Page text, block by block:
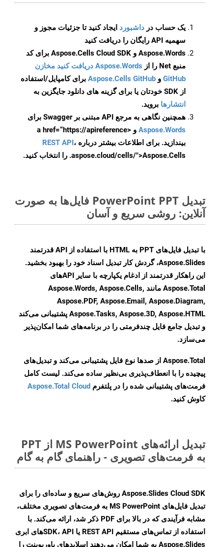
یک حساب در داشبورد ایجاد کنید تا جزئیات مجوز و
سهمیه API رایگان را دریافت کنید
Aspose.Words و Aspose.Cells Cloud SDK برای کد
منبع Net را از
Aspose.Words دریافت کنید مخازن
GitHub و Aspose.Cells GitHub برای کامپایل/استفاده
از SDK خودتان یا برای گزینه های دانلود جایگزین به
انتشارها بروید.
همچنین نگاهی به مرجع API مبتنی بر Swagger برای
Aspose.Words
و <a href=“https://apireference
بیندازید. برای اطلاعات بیشتر درباره REST API،
.aspose.cloud/cells/">Aspose.Cells را انتخاب کنید.
تبدیل PowerPoint PPT فایل‌ها به صورت
آنلاین: روشی سریع و آسان
با تبدیل فایل‌های PPT به HTML با استفاده از API قدرتمند
Aspose.Slides، گردش کار تبدیل اسناد خود را بهبود بخشید.
این راهکار قدرتمند از ادغام یکپارچه با سایر APIهای
Aspose.Total مانند Aspose.Words, Aspose.Cells,
Aspose.PDF, Aspose.Email, Aspose.Diagram,
Aspose.Tasks, Aspose.3D, Aspose.HTML پشتیبانی می‌کند
و تبدیل جامع فایل چندفرمتی را در برنامه‌های شما امکان‌پذیر
می‌سازد.
Aspose.Total از صدها نوع فایل پشتیبانی می‌کند و تبدیل‌های
پیچیده را با انعطاف‌پذیری بی‌نظیر ساده می‌کند. لیست کامل
فرمت‌های پشتیبانی شده را در پلتفرم Aspose.Total Cloud
کاوش کنید.
تبدیل ارائه‌های MS PowerPoint از PPT
به فرمت‌های تصویری - راهنمای گام به گام
Aspose.Slides Cloud SDK روش‌های سریع و ساده‌ای را برای
تبدیل فایل‌های MS PowerPoint به فرمت‌های تصویری مختلف،
مشابه فرآیندی که در بالا برای PDF ذکر شد، ارائه می‌کند. با
استفاده از تماس‌های مستقیم REST API یا SDK، APIهای ابری
Aspose.Slides به شما امکان می‌دهند اسلایدهای پاورپوینت را